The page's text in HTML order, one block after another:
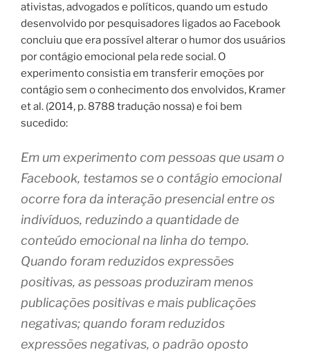
ativistas, advogados e políticos, quando um estudo
desenvolvido por pesquisadores ligados ao Facebook
concluiu que era possível alterar o humor dos usuários
por contágio emocional pela rede social. O
experimento consistia em transferir emoções por
contágio sem o conhecimento dos envolvidos, Kramer
et al. (2014, p. 8788 tradução nossa) e foi bem
sucedido:
Em um experimento com pessoas que usam o
Facebook, testamos se o contágio emocional
ocorre fora da interação presencial entre os
indivíduos, reduzindo a quantidade de
conteúdo emocional na linha do tempo.
Quando foram reduzidos expressões
positivas, as pessoas produziram menos
publicações positivas e mais publicações
negativas; quando foram reduzidos
expressões negativas, o padrão oposto